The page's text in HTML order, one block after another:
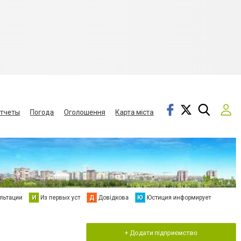
Погода Оголошення
Карта міста
И Из первых уст Д Довідкова Ю Юстиция информирует
+ Додати підприємство